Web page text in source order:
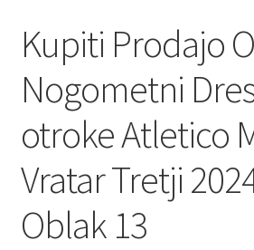
Kupiti Prodajo
Nogometni
otroke Atletico
Vratar Tretji
Oblak 13